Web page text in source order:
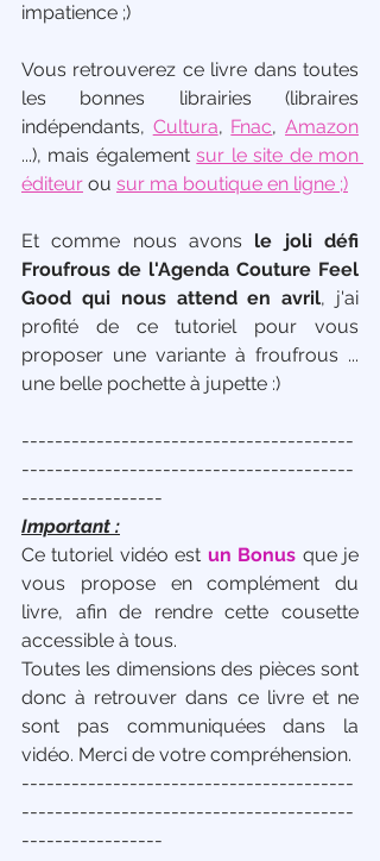
impatience ;)
Vous retrouverez ce livre dans toutes
les bonnes librairies (libraires
indépendants, Cultura, Fnac, Amazon
...), mais également sur le site de mon
éditeur ou sur ma boutique en ligne ;)
Et comme nous avons le joli défi
Froufrous de l'Agenda Couture Feel
Good qui nous attend en avril, j'ai
profité de ce tutoriel pour vous
proposer une variante à froufrous ...
une belle pochette à jupette :)
----------------------------------------
----------------------------------------
-----------------
Important :
Ce tutoriel vidéo est un Bonus que je
vous propose en complément du
livre, afin de rendre cette cousette
accessible à tous.
Toutes les dimensions des pièces sont
donc à retrouver dans ce livre et ne
sont pas communiquées dans la
vidéo. Merci de votre compréhension.
----------------------------------------
----------------------------------------
-----------------